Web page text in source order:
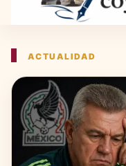
ACTUALIDAD